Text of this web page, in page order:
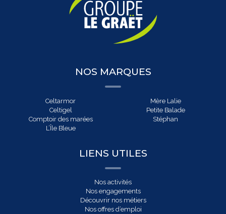
NOS MARQUES
Celtarmor
Celtigel
Comptoir des marées
L’Île Bleue
Mère Lalie
Petite Balade
Stéphan
LIENS UTILES
Nos activités
Nos engagements
Découvrir nos métiers
Nos offres d’emploi